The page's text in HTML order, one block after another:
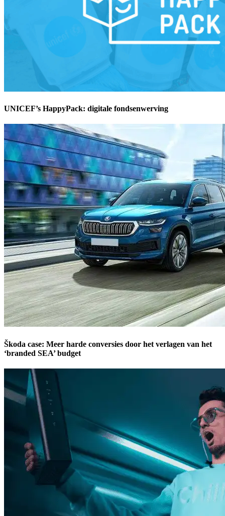
UNICEF’s HappyPack: digitale fondsenwerving
Škoda case: Meer harde conversies door het verlagen van het
‘branded SEA’ budget